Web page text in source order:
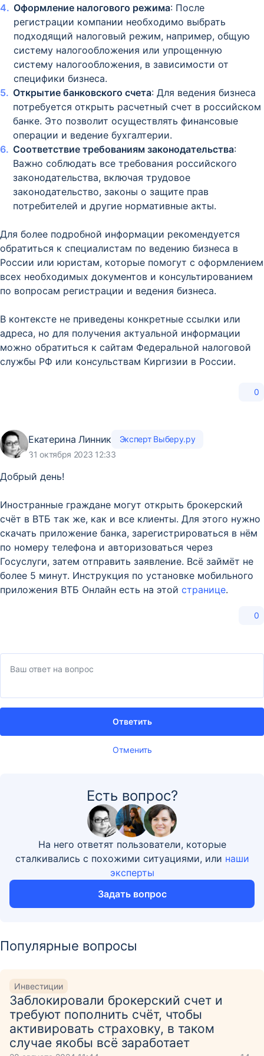
Оформление налогового режима: После
регистрации компании необходимо выбрать
подходящий налоговый режим, например, общую
систему налогообложения или упрощенную
систему налогообложения, в зависимости от
специфики бизнеса.
Открытие банковского счета: Для ведения бизнеса
потребуется открыть расчетный счет в российском
банке. Это позволит осуществлять финансовые
операции и ведение бухгалтерии.
Соответствие требованиям законодательства:
Важно соблюдать все требования российского
законодательства, включая трудовое
законодательство, законы о защите прав
потребителей и другие нормативные акты.
Для более подробной информации рекомендуется
обратиться к специалистам по ведению бизнеса в
России или юристам, которые помогут с оформлением
всех необходимых документов и консультированием
по вопросам регистрации и ведения бизнеса.
В контексте не приведены конкретные ссылки или
адреса, но для получения актуальной информации
можно обратиться к сайтам Федеральной налоговой
службы РФ или консульствам Киргизии в России.
0
Екатерина Линник
Эксперт Выберу.ру
31 октября 2023 12:33
Добрый день!
Иностранные граждане могут открыть брокерский
счёт в ВТБ так же, как и все клиенты. Для этого нужно
скачать приложение банка, зарегистрироваться в нём
по номеру телефона и авторизоваться через
Госуслуги, затем отправить заявление. Всё займёт не
более 5 минут. Инструкция по установке мобильного
приложения ВТБ Онлайн есть на этой странице.
0
Отменить
Ответить
Есть вопрос?
На него ответят пользователи, которые
сталкивались с похожими ситуациями, или наши
эксперты
Задать вопрос
Популярные вопросы
Инвестиции
Заблокировали брокерский счет и
требуют пополнить счёт, чтобы
активировать страховку, в таком
случае якобы всё заработает